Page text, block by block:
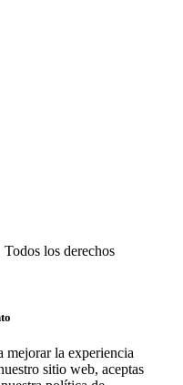
los derechos
mejorar la experiencia
sitio web, aceptas